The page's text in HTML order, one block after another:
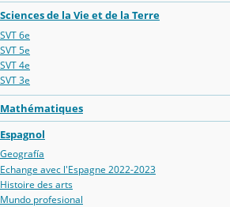
Sciences de la Vie et de la Terre
SVT 6e
SVT 5e
SVT 4e
SVT 3e
Mathématiques
Espagnol
Geografía
Echange avec l'Espagne 2022-2023
Histoire des arts
Mundo profesional